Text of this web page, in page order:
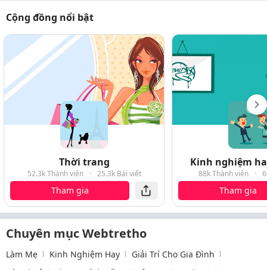
Cộng đồng nổi bật
Thời trang
52.3k Thành viên · 25.3k Bài viết
Tham gia
Kinh nghiệm
88k Thành viên ·
Tham gia
Chuyên mục Webtretho
Làm Mẹ Kinh Nghiệm Hay
Giải Trí Cho Gia Đình